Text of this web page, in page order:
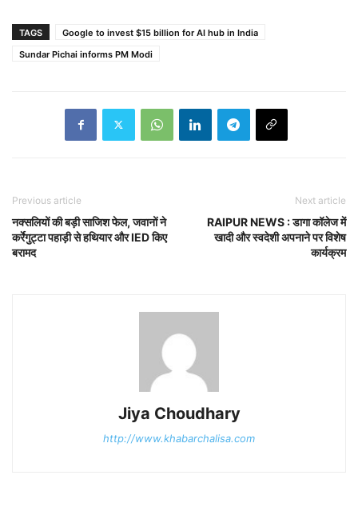
TAGS
Google to invest $15 billion for AI hub in India
Sundar Pichai informs PM Modi
Previous article
नक्सलियों की बड़ी साजिश फेल, जवानों ने
कर्रेगुट्टा पहाड़ी से हथियार और IED किए
बरामद
Next article
RAIPUR NEWS : डागा कॉलेज में
खादी और स्वदेशी अपनाने पर विशेष
कार्यक्रम
Jiya Choudhary
http://www.khabarchalisa.com